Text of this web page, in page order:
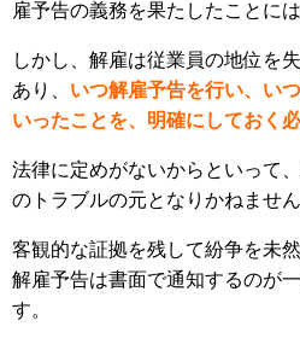
雇予告の義務を果たしたことには
しかし、解雇は従業員の地位を
あり、 いつ解雇予告を行い、い
いったことを、明確にしておく
法律に定めがないからといって
のトラブルの元となりかねません
客観的な証拠を残して紛争を未
解雇予告は書面で通知するのが
す。